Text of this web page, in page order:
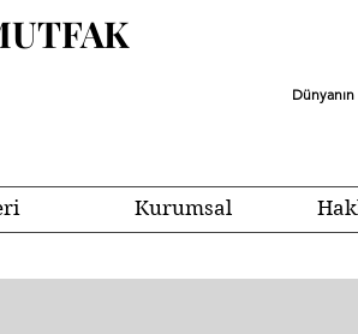
Kurumsal